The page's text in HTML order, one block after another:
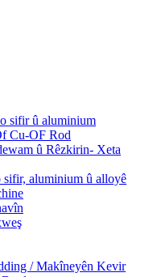
sifir û aluminium
Cu-OF Rod
û Rêzkirin- Xeta
aluminium û alloyê
/ Makîneyên Kevir